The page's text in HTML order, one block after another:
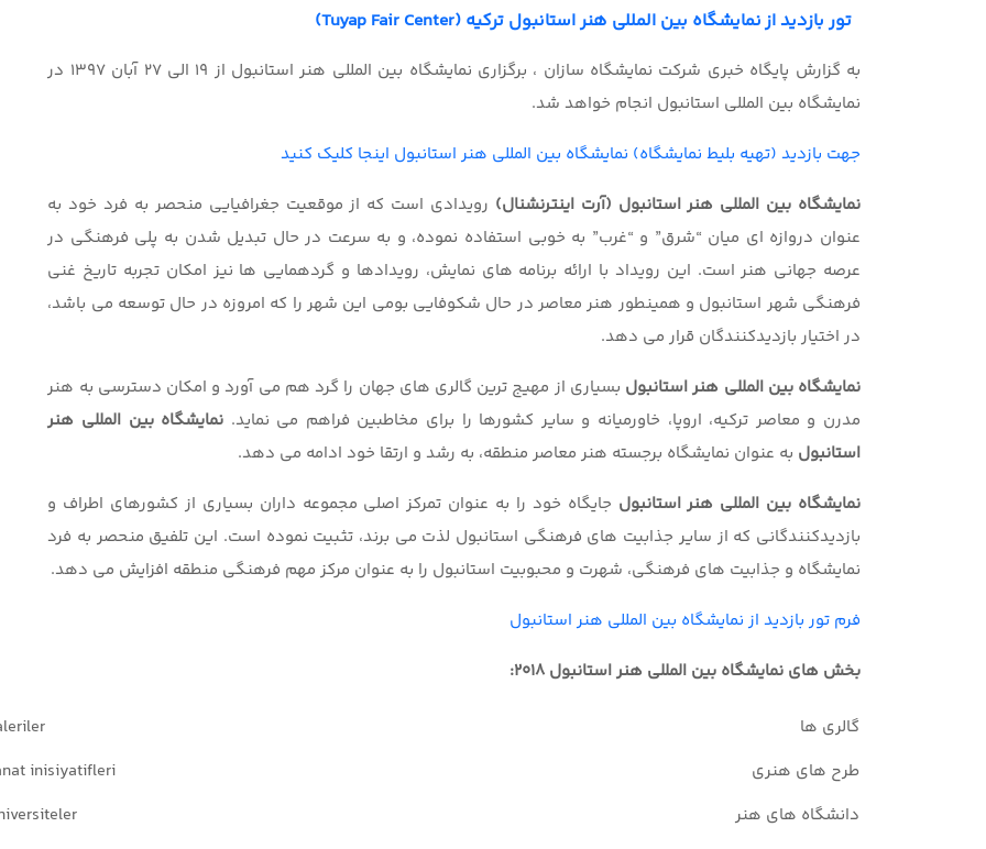
تور بازدید از نمایشگاه بین المللی هنر استانبول ترکیه (Tuyap Fair Center)
به گزارش پایگاه خبری شرکت نمایشگاه سازان ، برگزاری نمایشگاه بین المللی هنر استانبول از 19 الی 27 آبان 1397 در
نمایشگاه بین المللی استانبول انجام خواهد شد.
جهت بازدید (تهیه بلیط نمایشگاه) نمایشگاه بین المللی هنر استانبول اینجا کلیک کنید
نمایشگاه بین المللی هنر استانبول (آرت اینترنشنال) رویدادی است که از موقعیت جغرافیایی منحصر به فرد خود به
عنوان دروازه ای میان “شرق” و “غرب” به خوبی استفاده نموده، و به سرعت در حال تبدیل شدن به پلی فرهنگی در
عرصه جهانی هنر است. این رویداد با ارائه برنامه های نمایش، رویدادها و گردهمایی ها نیز امکان تجربه تاریخ غنی
فرهنگی شهر استانبول و همینطور هنر معاصر در حال شکوفایی بومی این شهر را که امروزه در حال توسعه می باشد،
در اختیار بازدیدکنندگان قرار می دهد.
نمایشگاه بین المللی هنر استانبول بسیاری از مهیج ترین گالری های جهان را گرد هم می آورد و امکان دسترسی به هنر
مدرن و معاصر ترکیه، اروپا، خاورمیانه و سایر کشورها را برای مخاطبین فراهم می نماید. نمایشگاهبین المللی هنر
استانبول به عنوان نمایشگاه برجسته هنر معاصر منطقه، به رشد و ارتقا خود ادامه می دهد.
نمایشگاه بین المللی هنر استانبول جایگاه خود را به عنوان تمرکز اصلی مجموعه داران بسیاری از کشورهای اطراف و
بازدیدکنندگانی که از سایر جذابیت های فرهنگی استانبول لذت می برند، تثبیت نموده است. این تلفیق منحصر به فرد
نمایشگاه و جذابیت های فرهنگی، شهرت و محبوبیت استانبول را به عنوان مرکز مهم فرهنگی منطقه افزایش می دهد.
فرم تور بازدید از نمایشگاه بین المللی هنر استانبول
بخش های نمایشگاه بین المللی هنر استانبول 2018:
گالری ها
طرح های هنری
inisiyatifleri
دانشگاه های هنر